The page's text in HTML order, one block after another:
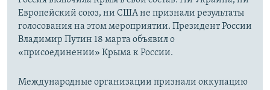
Европейский союз, ни США не признали результаты
голосования на этом мероприятии. Президент России
Владимир Путин 18 марта объявил о
«присоединении» Крыма к России.
Международные организации признали оккупацию